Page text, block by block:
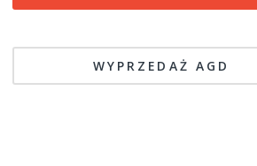
WYPRZEDAŻ AGD